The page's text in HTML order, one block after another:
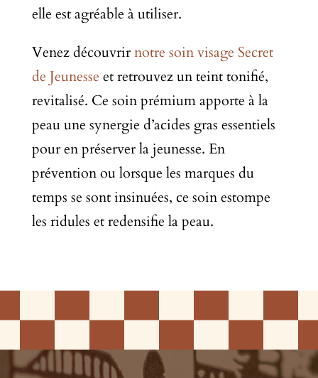
elle est agréable à utiliser.
Venez découvrirnotre soin visage Secret
de Jeunesse et retrouvez un teint tonifié,
revitalisé. Ce soin prémium apporte à la
peau une synergie d’acides gras essentiels
pour en préserver la jeunesse. En
prévention ou lorsque les marques du
temps se sont insinuées, ce soin estompe
les ridules et redensifie la peau.